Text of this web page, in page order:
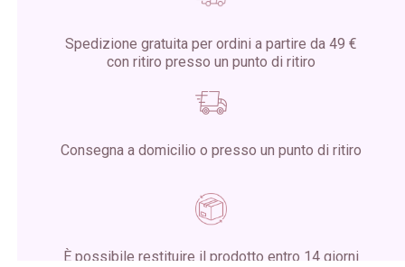
Spedizione gratuita per ordini a partire da 49 €
con ritiro presso un punto di ritiro
Consegna a domicilio o presso un punto di ritiro
È possibile restituire il prodotto entro 14 giorni